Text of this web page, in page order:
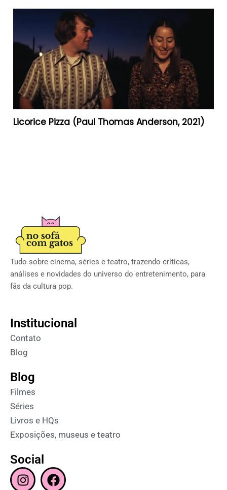
Licorice Pizza (Paul Thomas Anderson, 2021)
Tudo sobre cinema, séries e teatro, trazendo críticas,
análises e novidades do universo do entretenimento, para
fãs da cultura pop.
Institucional
Contato
Blog
Blog
Filmes
Séries
Livros e HQs
Exposições, museus e teatro
Social
I
n
F
a